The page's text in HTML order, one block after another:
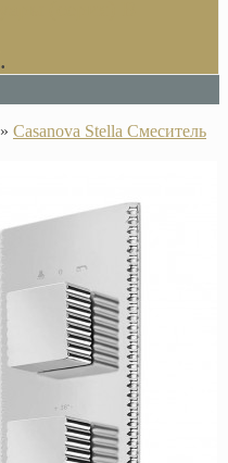
(серия) В
» Casanova Stella Смеситель